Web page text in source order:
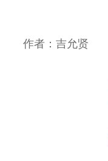
作者：吉允贤